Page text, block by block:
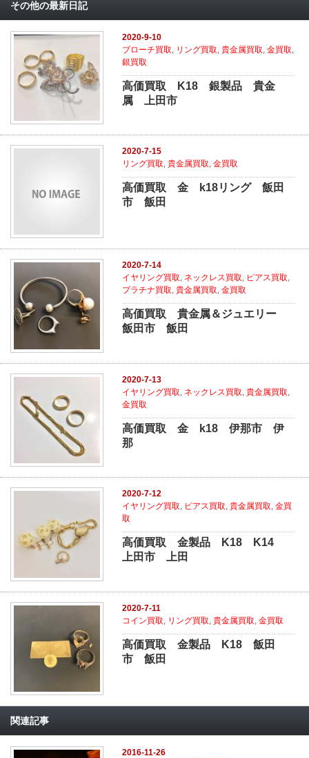
その他の最新日記
2020-9-10
ブローチ買取
リング買取 ,貴金属買取 ,金買取
銀買取
高価買取 K18 銀製品 貴金
属 上田市
2020-7-15
リング買取,貴金属買取,金買取
高価買取 金 k18リング 飯田
市 飯田
2020-7-14
イヤリング買取, ネックレス買取, ピアス買取,
プラチナ買取,貴金属買取,金買取
高価買取 貴金属＆ジュエリー
飯田市 飯田
2020-7-13
イヤリング買取, ネックレス買取,貴金属買取,
金買取
高価買取 金 k18 伊那市 伊
那
2020-7-12
イヤリング買取, ピアス買取,貴金属買取,金買
取
高価買取 金製品 K18 K14
上田市 上田
2020-7-11
コイン買取
リング買取 ,貴金属買取 ,金買取
高価買取 金製品 K18 飯田
市 飯田
関連記事
2016-11-26